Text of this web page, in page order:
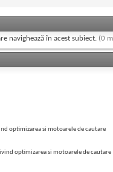
navighează în acest subiect. (0
optimizarea si motoarele de cautare
optimizarea si motoarele de cautare